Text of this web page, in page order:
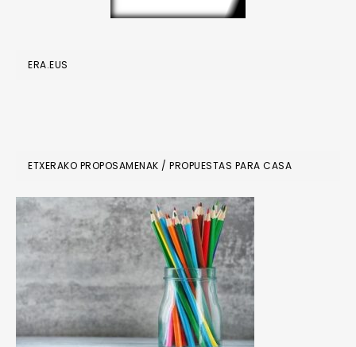
ERA.EUS
ETXERAKO PROPOSAMENAK / PROPUESTAS PARA CASA